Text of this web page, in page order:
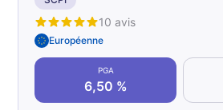
10 avis
Européenne
PGA
6,50 %